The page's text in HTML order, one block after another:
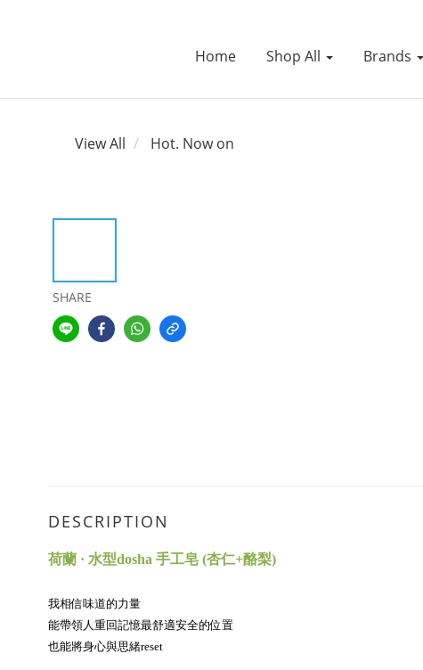
Home Shop All Brands
View All Hot. Now on
SHARE
DESCRIPTION
荷蘭 · 水型dosha 手工皂 (杏仁+酪梨)
我相信味道的力量
能帶領人重回記憶最舒適安全的位置
也能將身心與思緒reset